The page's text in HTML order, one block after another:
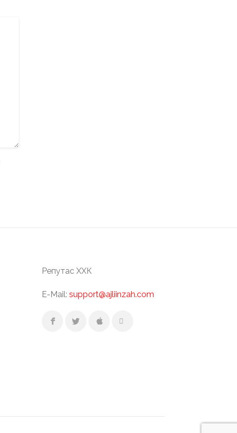
Репутас ХХК
E-Mail: support@ajliinzah.com